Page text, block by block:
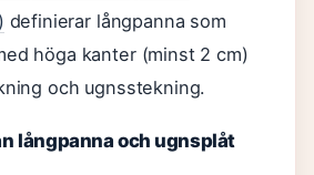
definierar långpanna som
höga kanter (minst 2 cm)
och ugnsstekning.
långpanna och ugnsplåt